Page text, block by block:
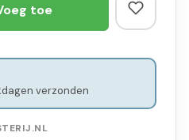
toe
verzonden